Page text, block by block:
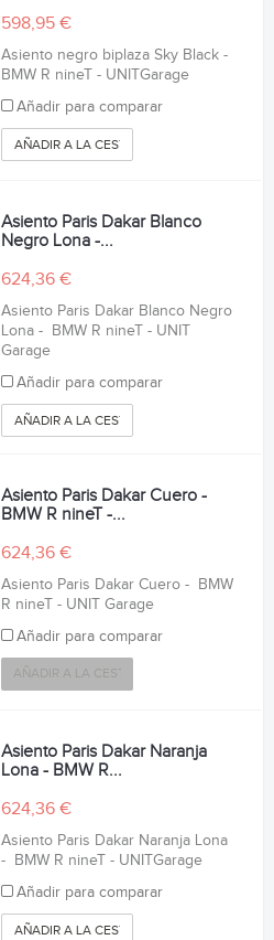
598,95 €
Asiento negro biplaza Sky Black -
BMW R nineT - UNITGarage
Añadir para comparar
AÑADIR A LA CESTA
Asiento Paris Dakar Blanco
Negro Lona -...
624,36 €
Asiento Paris Dakar Blanco Negro
Lona - BMW R nineT - UNIT
Garage
Añadir para comparar
AÑADIR A LA CESTA
Asiento Paris Dakar Cuero -
BMW R nineT -...
624,36 €
Asiento Paris Dakar Cuero - BMW
R nineT - UNIT Garage
Añadir para comparar
AÑADIR A LA CESTA
Asiento Paris Dakar Naranja
Lona - BMW R...
624,36 €
Asiento Paris Dakar Naranja Lona
- BMW R nineT - UNITGarage
Añadir para comparar
AÑADIR A LA CESTA